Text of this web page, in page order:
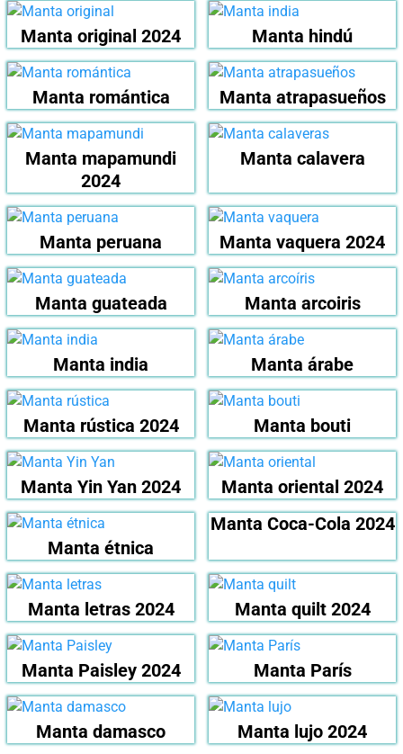
Manta original 2024 Manta hindú
Manta romántica Manta atrapasueños
Manta mapamundi
2024
Manta calavera
Manta peruana Manta vaquera 2024
Manta guateada Manta arcoiris
Manta india Manta árabe
Manta rústica 2024 Manta bouti
Manta Yin Yan 2024 Manta oriental 2024
Manta étnica
Manta Coca-Cola 2024
Manta letras 2024 Manta quilt 2024
Manta Paisley 2024 Manta París
Manta damasco Manta lujo 2024